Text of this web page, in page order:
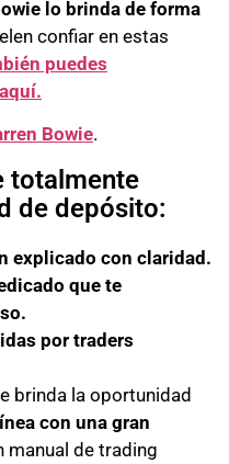
lo brinda de forma
confiar en estas
puedes
Bowie.
totalmente
de depósito:
explicado con claridad.
que te
por traders
brinda la oportunidad
con una gran
manual de trading